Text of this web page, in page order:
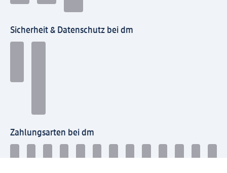
Sicherheit & Datenschutz bei dm
Zahlungsarten bei dm